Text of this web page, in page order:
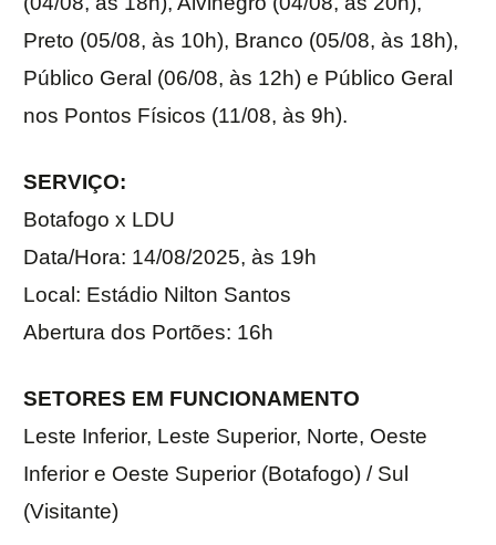
Preto (05/08, às 10h), Branco (05/08, às 18h),
Público Geral (06/08, às 12h) e Público Geral
nos Pontos Físicos (11/08, às 9h).
SERVIÇO:
Botafogo x LDU
Data/Hora: 14/08/2025, às 19h
Local: Estádio Nilton Santos
Abertura dos Portões: 16h
SETORES EM FUNCIONAMENTO
Leste Inferior, Leste Superior, Norte, Oeste
Inferior e Oeste Superior (Botafogo) / Sul
(Visitante)